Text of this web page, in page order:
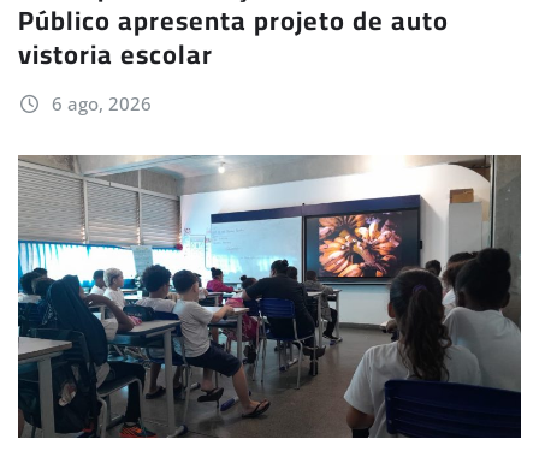
Público apresenta projeto de auto
vistoria escolar
6 ago, 2026